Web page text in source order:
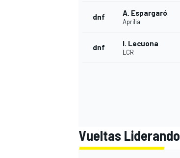
dnf A. Espargaró
Aprilia
dnf I. Lecuona
LCR
Vueltas Liderando